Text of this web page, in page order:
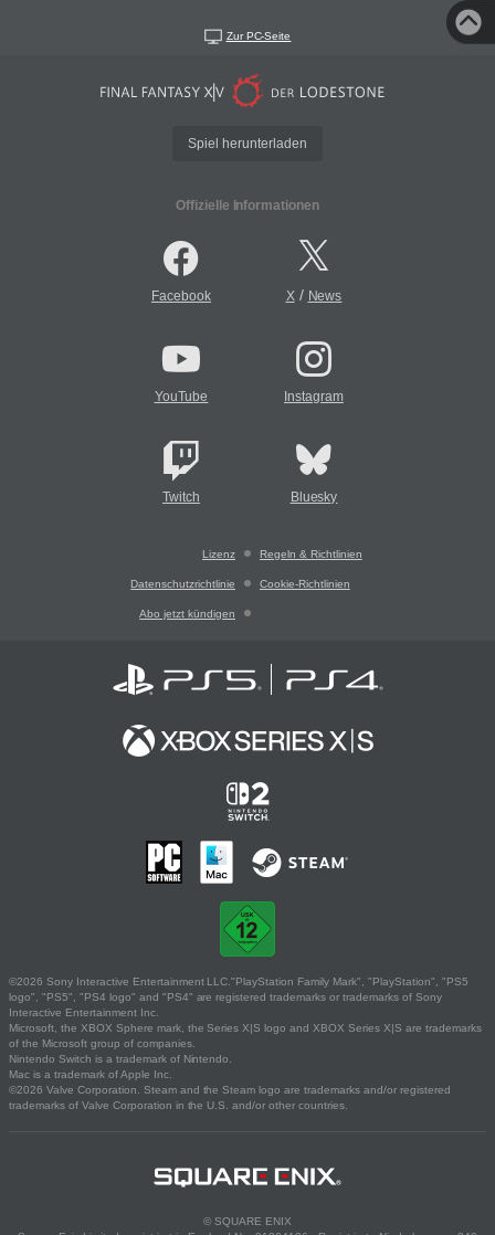
Zur PC-Seite
Spiel herunterladen
Offizielle Informationen
Facebook X/ News
YouTube Instagram
Twitch Bluesky
Lizenz Regeln & Richtlinien
Datenschutzrichtlinie Cookie-Richtlinien
Abo jetzt kündigen
©2026 Sony Interactive Entertainment LLC."PlayStation Family Mark", "PlayStation", "PS5
logo", "PS5", "PS4 logo" and "PS4" are registered trademarks or trademarks of Sony
Interactive Entertainment Inc.
Microsoft, the XBOX Sphere mark, the Series X|S logo and XBOX Series X|S are trademarks
of the Microsoft group of companies.
Nintendo Switch is a trademark of Nintendo.
Mac is a trademark of Apple Inc.
©2026 Valve Corporation. Steam and the Steam logo are trademarks and/or registered
trademarks of Valve Corporation in the U.S. and/or other countries.
© SQUARE ENIX